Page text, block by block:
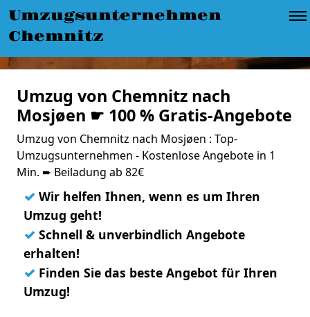
Umzugsunternehmen
Chemnitz
Umzug von Chemnitz nach
Mosjøen ☛ 100 % Gratis-Angebote
Umzug von Chemnitz nach Mosjøen : Top-
Umzugsunternehmen - Kostenlose Angebote in 1
Min. ➨ Beiladung ab 82€
✓ Wir helfen Ihnen, wenn es um Ihren
Umzug geht!
✓ Schnell & unverbindlich Angebote
erhalten!
✓ Finden Sie das beste Angebot für Ihren
Umzug!